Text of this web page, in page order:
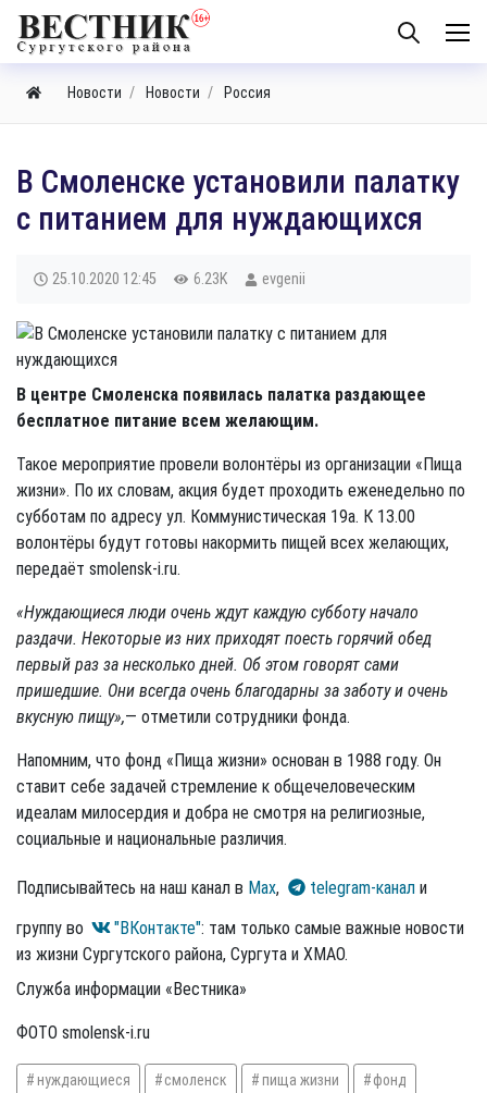
Новости Новости Россия
В Смоленске установили палатку
с питанием для нуждающихся
25.10.2020 12:45 6.23K evgenii
В центре Смоленска появилась палатка раздающее
бесплатное питание всем желающим.
Такое мероприятие провели волонтёры из организации «Пища
жизни». По их словам, акция будет проходить еженедельно по
субботам по адресу ул. Коммунистическая 19а. К 13.00
волонтёры будут готовы накормить пищей всех желающих,
передаёт smolensk-i.ru.
«Нуждающиеся люди очень ждут каждую субботу начало
раздачи. Некоторые из них приходят поесть горячий обед
первый раз за несколько дней. Об этом говорят сами
пришедшие. Они всегда очень благодарны за заботу и очень
вкусную пищу»,— отметили сотрудники фонда.
Напомним, что фонд «Пища жизни» основан в 1988 году. Он
ставит себе задачей стремление к общечеловеческим
идеалам милосердия и добра не смотря на религиозные,
социальные и национальные различия.
Подписывайтесь на наш канал в Max, telegram-канал и
группу во
"ВКонтакте": там только самые важные новости
из жизни Сургутского района, Сургута и ХМАО.
Служба информации «Вестника»
ФОТО smolensk-i.ru
нуждающиеся смоленск пища жизни фонд